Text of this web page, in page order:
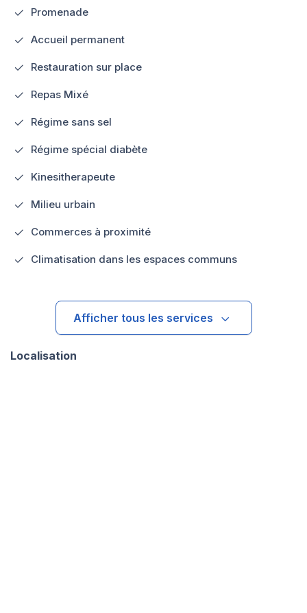
Promenade
Accueil permanent
Restauration sur place
Repas Mixé
Régime sans sel
Régime spécial diabète
Kinesitherapeute
Milieu urbain
Commerces à proximité
Climatisation dans les espaces communs
Afficher tous les services
Localisation